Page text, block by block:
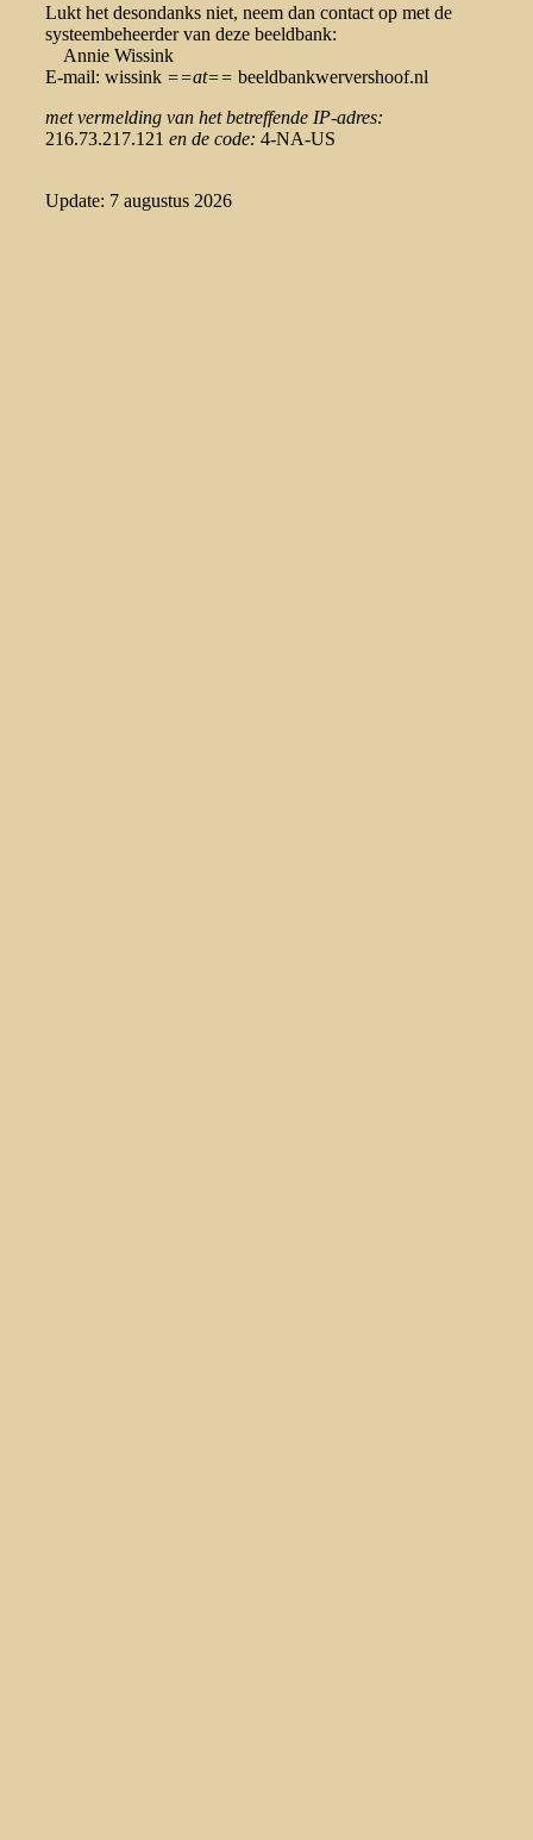
Lukt het desondanks niet, neem dan contact op met de
systeembeheerder van deze beeldbank:
Annie Wissink
E-mail: wissink ==at== beeldbankwervershoof.nl
met vermelding van het betreffende IP-adres:
216.73.217.121 en de code: 4-NA-US
Update: 7 augustus 2026